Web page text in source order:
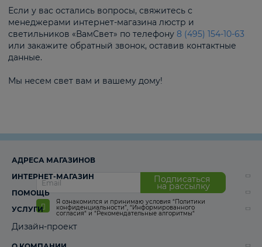
Если у вас остались вопросы, свяжитесь с
менеджерами интернет-магазина люстр и
светильников «ВамСвет» по телефону 8 (495) 154-10-63
или закажите обратный звонок, оставив контактные
данные.
Мы несем свет вам и вашему дому!
Подписаться
на рассылку
Я ознакомился и принимаю условия “Политики
конфиденциальности”, “Информированного
согласия“ и “Рекомендательные алгоритмы“
АДРЕСА МАГАЗИНОВ
ИНТЕРНЕТ-МАГАЗИН
ПОМОЩЬ
УСЛУГИ
Дизайн-проект